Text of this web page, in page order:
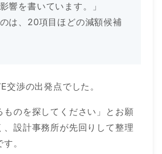
響を書いています。」
は、20項目ほどの減額候補
交渉の出発点でした。
ものを探してください」とお願
、設計事務所が先回りして整理
。